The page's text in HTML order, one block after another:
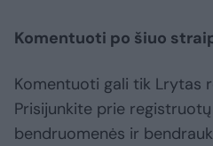
Komentuoti po šiuo
Komentuoti gali tik Lrytas
Prisijunkite prie
bendruomenės ir